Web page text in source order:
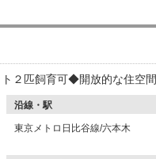
２匹飼育可◆開放的な住空間
沿線・駅
東京メトロ日比谷線/六本木